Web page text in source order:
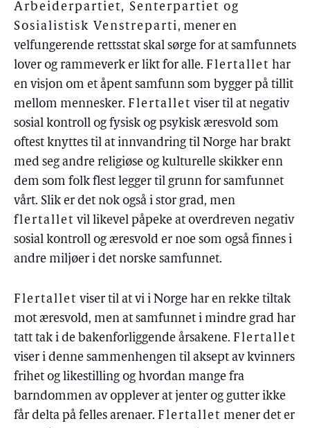
Arbeiderpartiet, Senterpartiet og
Sosialistisk Venstreparti, mener en
velfungerende rettsstat skal sørge for at samfunnets
lover og rammeverk er likt for alle. Flertallet har
en visjon om et åpent samfunn som bygger på tillit
mellom mennesker. Flertallet viser til at negativ
sosial kontroll og fysisk og psykisk æresvold som
oftest knyttes til at innvandring til Norge har brakt
med seg andre religiøse og kulturelle skikker enn
dem som folk flest legger til grunn for samfunnet
vårt. Slik er det nok også i stor grad, men
flertallet vil likevel påpeke at overdreven negativ
sosial kontroll og æresvold er noe som også finnes i
andre miljøer i det norske samfunnet.
Flertallet viser til at vi i Norge har en rekke tiltak
mot æresvold, men at samfunnet i mindre grad har
tatt tak i de bakenforliggende årsakene. Flertallet
viser i denne sammenhengen til aksept av kvinners
frihet og likestilling og hvordan mange fra
barndommen av opplever at jenter og gutter ikke
får delta på felles arenaer. Flertallet mener det er